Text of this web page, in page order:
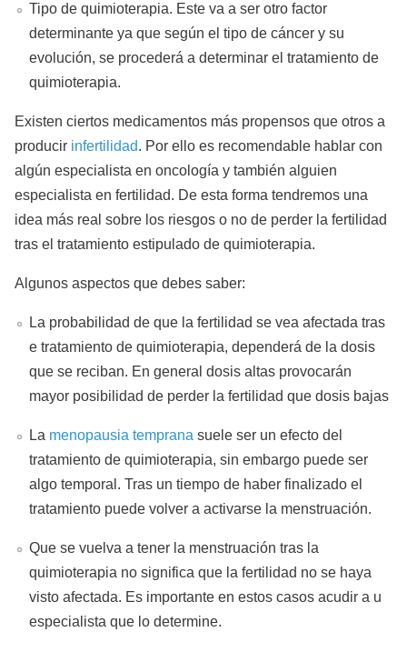
Tipo de quimioterapia. Este va a ser otro factor
determinante ya que según el tipo de cáncer y su
evolución, se procederá a determinar el tratamiento de
quimioterapia.
Existen ciertos medicamentos más propensos que otros a
producir infertilidad. Por ello es recomendable hablar con
algún especialista en oncología y también alguien
especialista en fertilidad. De esta forma tendremos una
idea más real sobre los riesgos o no de perder la fertilidad
tras el tratamiento estipulado de quimioterapia.
Algunos aspectos que debes saber:
La probabilidad de que la fertilidad se vea afectada tras
e tratamiento de quimioterapia, dependerá de la dosis
que se reciban. En general dosis altas provocarán
mayor posibilidad de perder la fertilidad que dosis bajas
La menopausia temprana suele ser un efecto del
tratamiento de quimioterapia, sin embargo puede ser
algo temporal. Tras un tiempo de haber finalizado el
tratamiento puede volver a activarse la menstruación.
Que se vuelva a tener la menstruación tras la
quimioterapia no significa que la fertilidad no se haya
visto afectada. Es importante en estos casos acudir a u
especialista que lo determine.